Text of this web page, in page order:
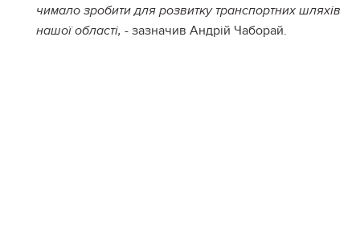
чимало зробити для розвитку транспортних шляхів
нашої області, - зазначив Андрій Чаборай.